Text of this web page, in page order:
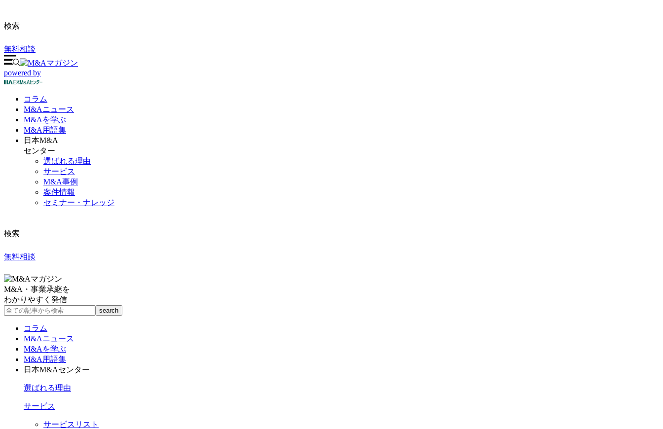
検索
無料相談
powered by
コラム
M&Aニュース
M&Aを学ぶ
M&A 用語集
日本M&A
センター
選ばれる理由
サービス
M&A事例
案件情報
セミナー・ナレッジ
検索
無料相談
M&A・事業承継を
わかりやすく発信
コラム
M&Aニュース
M&Aを学ぶ
M&A用語集
日本M&Aセンター
選ばれる理由
サービス
サービスリスト